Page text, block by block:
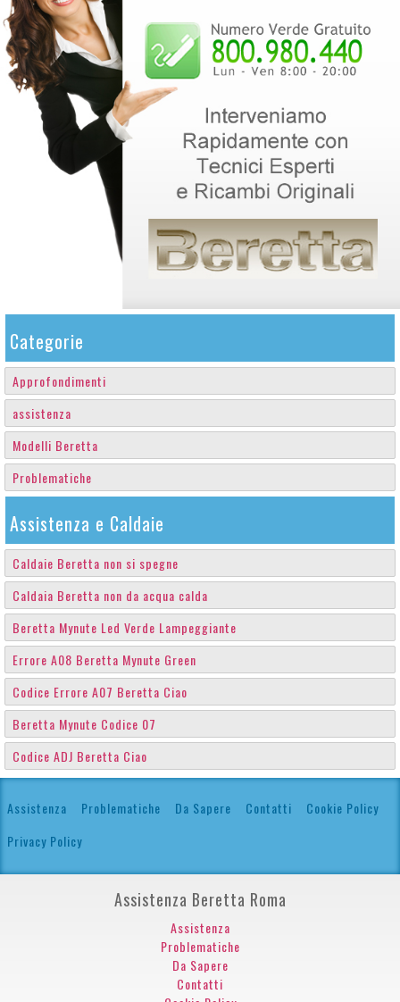
Categorie
Approfondimenti
assistenza
Modelli Beretta
Problematiche
Assistenza e Caldaie
Caldaie Beretta non si spegne
Caldaia Beretta non da acqua calda
Beretta Mynute Led Verde Lampeggiante
Errore A08 Beretta Mynute Green
Codice Errore A07 Beretta Ciao
Beretta Mynute Codice 07
Codice ADJ Beretta Ciao
Assistenza Problematiche Da Sapere Contatti
Cookie Policy
Privacy Policy
Assistenza Beretta Roma
Assistenza
Problematiche
Da Sapere
Contatti